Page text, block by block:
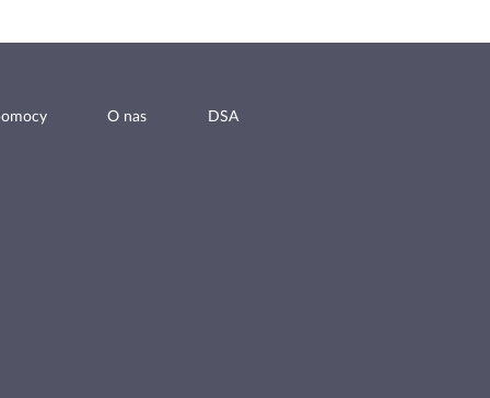
O nas DSA